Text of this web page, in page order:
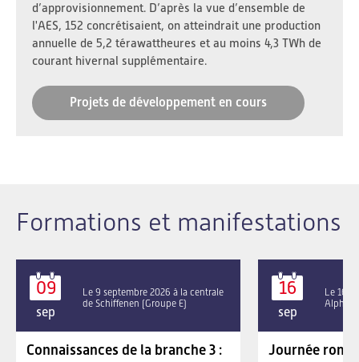
d’approvisionnement. D’après la vue d’ensemble de
l'AES, 152 concrétisaient, on atteindrait une production
annuelle de 5,2 térawattheures et au moins 4,3 TWh de
courant hivernal supplémentaire.
Projets de développement en cours
Formations et manifestations
09
sep
Le 9 septembre 2026 à la centrale
de Schiffenen (Groupe E)
Connaissances de la branche 3 :
16
sep
Le 16
Alpha
Journée